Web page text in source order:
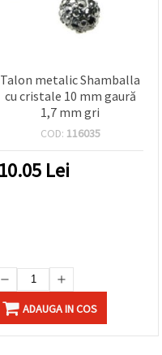
Talon metalic Shamballa
cu cristale 10 mm gaură
1,7 mm gri
COD: 116035
10.05 Lei
ADAUGA IN COS